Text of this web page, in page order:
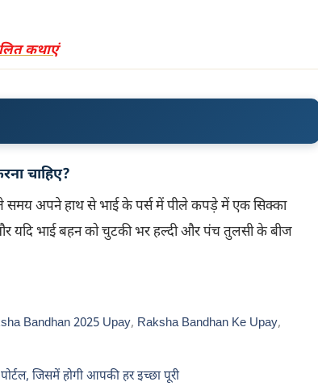
कथाएं
चाहिए?
समय अपने हाथ से भाई के पर्स में पीले कपड़े में एक सिक्का
यदि भाई बहन को चुटकी भर हल्दी और पंच तुलसी के बीज
Bandhan 2025 Upay, Raksha Bandhan Ke Upay,
जिसमें होगी आपकी हर इच्छा पूरी